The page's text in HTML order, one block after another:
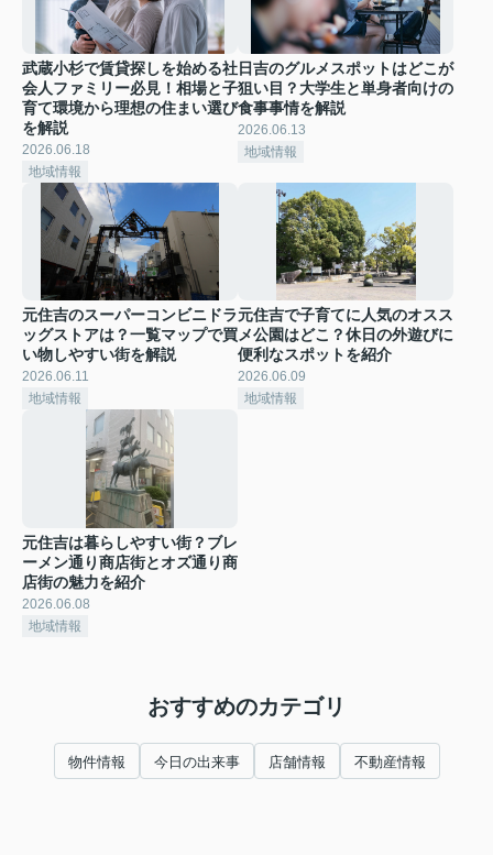
武蔵小杉で賃貸探しを始める社
会人ファミリー必見！相場と子
育て環境から理想の住まい選び
を解説
2026.06.18
地域情報
日吉のグルメスポットはどこが
狙い目？大学生と単身者向けの
食事事情を解説
2026.06.13
地域情報
元住吉のスーパーコンビニドラ
ッグストアは？一覧マップで買
い物しやすい街を解説
2026.06.11
地域情報
元住吉で子育てに人気のオスス
メ公園はどこ？休日の外遊びに
便利なスポットを紹介
2026.06.09
地域情報
元住吉は暮らしやすい街？ブレ
ーメン通り商店街とオズ通り商
店街の魅力を紹介
2026.06.08
地域情報
おすすめのカテゴリ
物件情報 今日の出来事 店舗情報 不動産情報